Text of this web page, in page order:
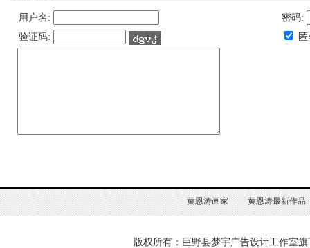
用户名:
密码:
验证码:
黄恩涛画家 黄恩涛最新作品
版权所有：巨野县梦宇广告设计工作室